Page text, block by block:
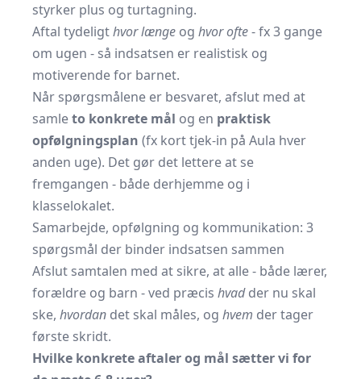
styrker plus og turtagning.
Aftal tydeligthvor længe og hvor ofte- fx 3 gange
om ugen - så indsatsen er realistisk og
motiverende for barnet.
Når spørgsmålene er besvaret, afslut med at
samleto konkrete mål og en praktisk
opfølgningsplan (fx kort tjek-in på Aula hver
anden uge). Det gør det lettere at se
fremgangen - både derhjemme og i
klasselokalet.
Samarbejde, opfølgning og kommunikation: 3
spørgsmål der binder indsatsen sammen
Afslut samtalen med at sikre, at alle - både lærer,
forældre og barn - ved præcis hvadder nu skal
ske, hvordan det skal måles, og hvem der tager
første skridt.
Hvilke konkrete aftaler og mål sætter vi for